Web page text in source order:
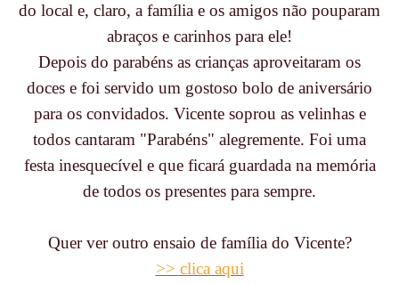
do local e, claro, a família e os amigos não pouparam
abraços e carinhos para ele!
Depois do parabéns as crianças aproveitaram os
doces e foi servido um gostoso bolo de aniversário
para os convidados. Vicente soprou as velinhas e
todos cantaram "Parabéns" alegremente. Foi uma
festa inesquecível e que ficará guardada na memória
de todos os presentes para sempre.
Quer ver outro ensaio de família do Vicente?
>> clica aqui